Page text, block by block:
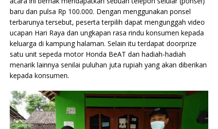
baru dan pulsa Rp 100.000. Dengan menggunakan ponsel
terbarunya tersebut, peserta terpilih dapat mengunggah video
ucapan Hari Raya dan ungkapan rasa rindu konsumen kepada
keluarga di kampung halaman. Selain itu terdapat doorprize
satu unit sepeda motor Honda BeAT dan hadiah-hadiah
menarik lainnya senilai puluhan juta rupiah yang akan diberikan
kepada konsumen.